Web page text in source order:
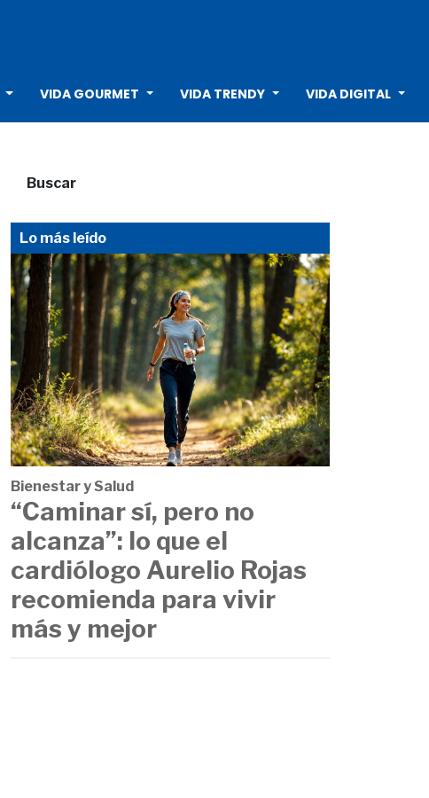
VIDA GOURMET VIDA TRENDY VIDA DIGITAL
Buscar
Lo más leído
Bienestar y Salud
“Caminar sí, pero no
alcanza”: lo que el
cardiólogo Aurelio Rojas
recomienda para vivir
más y mejor